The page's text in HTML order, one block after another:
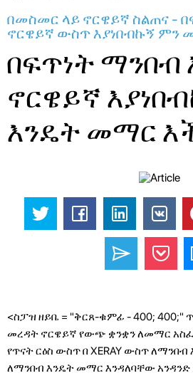
በመስመር ላይ ኖርዌይኛ ስልጠና -
ኖርዌይኛ ውስጥ እያነበብኩኝ ምን
በፍጥነት ማንበብ
ኖርዌይኛ
እንዴት መማር
<ስፓዝ ዘይቤ = "ቅርጸ-ቁምፊ - 400; 400;"
መረዳት ኖርዌይኛ የውጭ ቋንቋን ለመማር
የጥናት ርዕስ ውስጥ በ XERAY ውስጥ
ለማንበብ እንዴት መማር እንዳለባቸው አንዳንድ